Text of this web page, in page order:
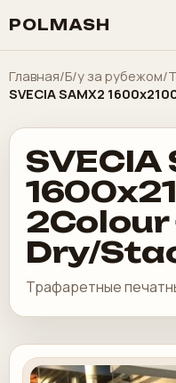
POLMASH
Главная/Б/у за рубежом/
SVECIA SAMX2
SVECIA
2Colour
Dry/
Трафаретные